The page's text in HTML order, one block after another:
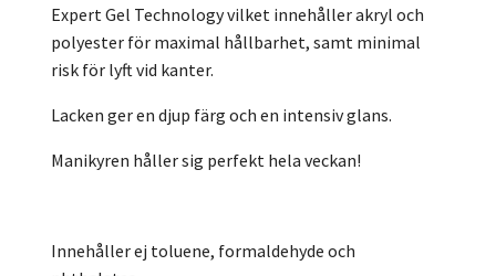
Expert Gel Technology vilket innehåller akryl och
polyester för maximal hållbarhet, samt minimal
risk för lyft vid kanter.
Lacken ger en djup färg och en intensiv glans.
Manikyren håller sig perfekt hela veckan!
Innehåller ej toluene, formaldehyde och